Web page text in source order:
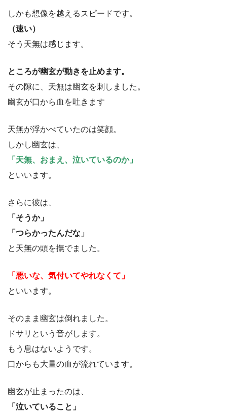
しかも想像を越えるスピードです。
（速い）
そう天無は感じます。
ところが幽玄が動きを止めます。
その隙に、天無は幽玄を刺しました。
幽玄が口から血を吐きます
天無が浮かべていたのは笑顔。
しかし幽玄は、
「天無、おまえ、泣いているのか」
といいます。
さらに彼は、
「そうか」
「つらかったんだな」
と天無の頭を撫でました。
「悪いな、気付いてやれなくて」
といいます。
そのまま幽玄は倒れました。
ドサリという音がします。
もう息はないようです。
口からも大量の血が流れています。
幽玄が止まったのは、
「泣いていること」